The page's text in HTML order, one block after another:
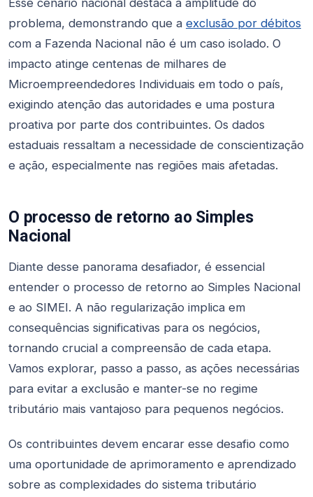
problema, demonstrando que a exclusão por débitos
com a Fazenda Nacional não é um caso isolado. O
impacto atinge centenas de milhares de
Microempreendedores Individuais em todo o país,
exigindo atenção das autoridades e uma postura
proativa por parte dos contribuintes. Os dados
estaduais ressaltam a necessidade de conscientização
e ação, especialmente nas regiões mais afetadas.
O processo de retorno ao Simples
Nacional
Diante desse panorama desafiador, é essencial
entender o processo de retorno ao Simples Nacional
e ao SIMEI. A não regularização implica em
consequências significativas para os negócios,
tornando crucial a compreensão de cada etapa.
Vamos explorar, passo a passo, as ações necessárias
para evitar a exclusão e manter-se no regime
tributário mais vantajoso para pequenos negócios.
Os contribuintes devem encarar esse desafio como
uma oportunidade de aprimoramento e aprendizado
sobre as complexidades do sistema tributário